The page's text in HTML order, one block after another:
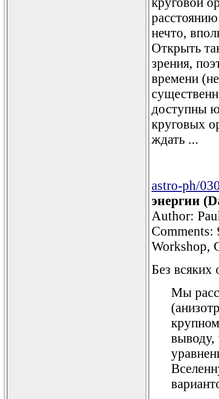
нечто,
Открыть
зрения,
времени
доступны
круговых
ждать ...
astro-ph/
энергии
Author:
Comments:
Workshop,
Без всяких
Мы
выводу,